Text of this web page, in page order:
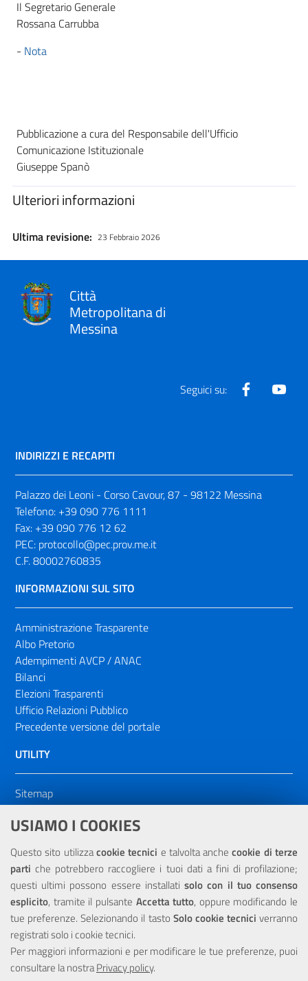
USIAMO I COOKIES
Questo sito utilizzacookie tecnici e talvolta anchecookie di terze
parti che potrebbero raccogliere i tuoi dati a fini di profilazione;
questi ultimi possono essere installatisolo con il tuo consenso
esplicito, tramite il pulsante Accetta tutto, oppure modificando le
tue preferenze. Selezionando il tasto Solo cookie tecnici verranno
registrati solo i cookie tecnici.
Per maggiori informazioni e per modificare le tue preferenze, puoi
consultare la nostraPrivacy policy.
Il Segretario Generale
Rossana Carrubba
- Nota
Pubblicazione a cura del Responsabile dell'Ufficio
Comunicazione Istituzionale
Giuseppe Spanò
Ulteriori informazioni
Ultima revisione: 23 Febbraio 2026
Città
Metropolitana di
Messina
Seguici su: Facebook
INDIRIZZI E RECAPITI
Palazzo dei Leoni - Corso Cavour, 87 - 98122 Messina
Telefono: +39 090 776 1111
Fax: +39 090 776 12 62
PEC: protocollo@pec.prov.me.it
C.F. 80002760835
INFORMAZIONI SUL SITO
Amministrazione Trasparente
Albo Pretorio
Adempimenti AVCP / ANAC
Bilanci
Elezioni Trasparenti
Ufficio Relazioni Pubblico
Precedente versione del portale
UTILITY
Sitemap
Dichiarazione di accessibilità
NOTE LEGALI
Privacy
Portale realizzato con la partecipazione finanziaria dell'Unione
Europea tramite i fondi del POR Sicilia 2000/2006 Misura 6.05 -